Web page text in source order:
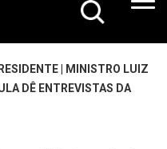
| MINISTRO LUIZ
DÊ ENTREVISTAS DA